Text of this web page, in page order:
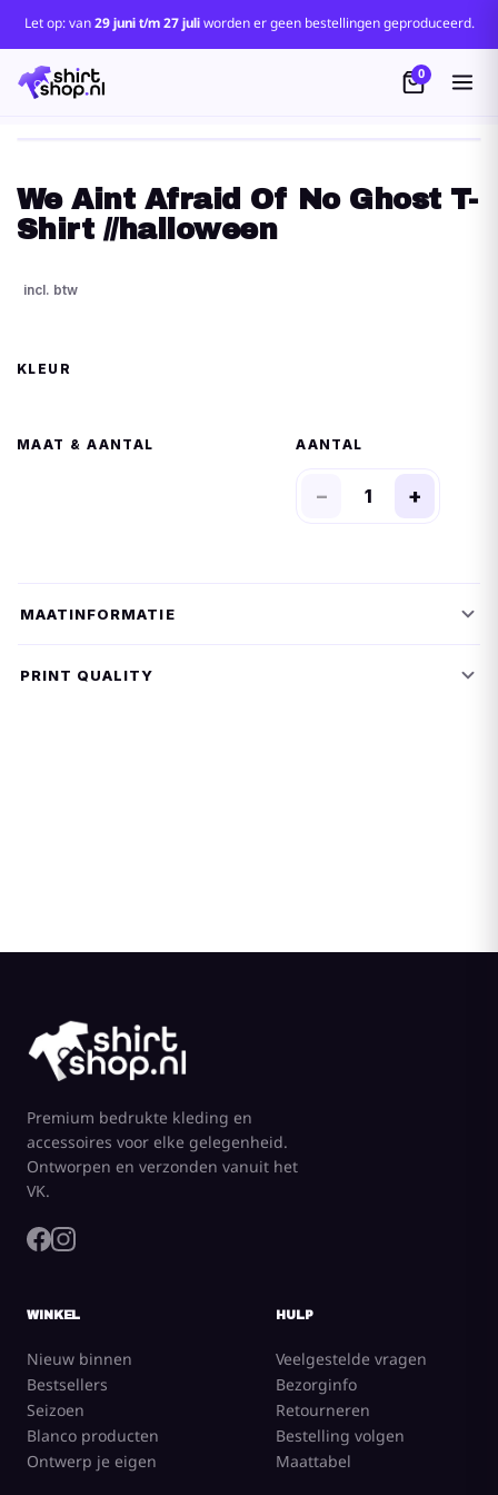
Let op: van29 juni t/m 27 juliworden er geen bestellingen geproduceerd.
0
We Aint Afraid Of No Ghost T-
Shirt //halloween
MAAT
− +
MAATINFORMATIE
PRINT QUALITY
Premium bedrukte kleding en
accessoires voor elke gelegenheid.
Ontworpen en verzonden vanuit het
VK.
WINKEL
Nieuw binnen
Bestsellers
Seizoen
Blanco producten
Ontwerp je eigen
HULP
Veelgestelde vragen
Bezorginfo
Retourneren
Bestelling volgen
Maattabel